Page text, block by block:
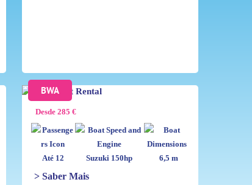
BWA
Desde 285 €
Até 12 Suzuki 150hp 6,5 m
> Saber Mais